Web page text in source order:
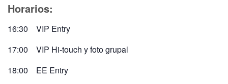
Horarios:
16:30 VIP Entry
17:00 VIP Hi-touch y foto grupal
18:00 EE Entry